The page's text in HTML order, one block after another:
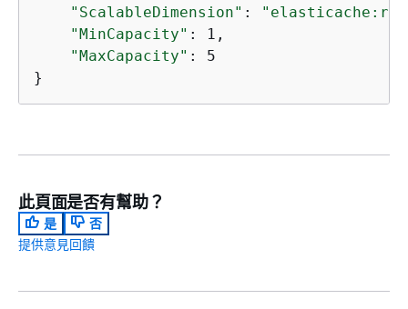
"ScalableDimension" :
"MinCapacity" : 1,
"MaxCapacity" : 5
}
此頁面是否有幫助？
是
否
提供意見回饋